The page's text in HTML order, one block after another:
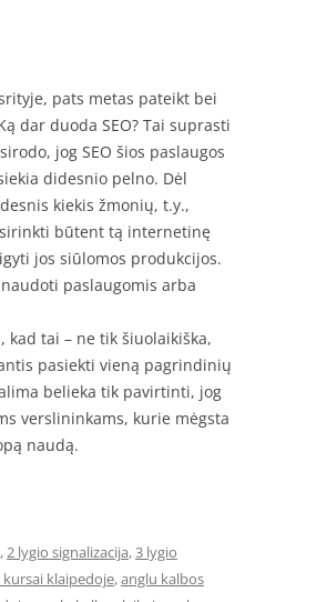
pats metas pateikt bei
dar duoda SEO? Tai suprasti
jog SEO šios paslaugos
didesnio pelno. Dėl
kiekis žmonių, t.y.,
būtent tą internetinę
jos siūlomos produkcijos.
paslaugomis arba
kad tai – ne tik šiuolaikiška,
pasiekti vieną pagrindinių
belieka tik pavirtinti, jog
verslininkams, kurie mėgsta
naudą.
,2 lygio signalizacija,3 lygio
klaipedoje,anglu kalbos